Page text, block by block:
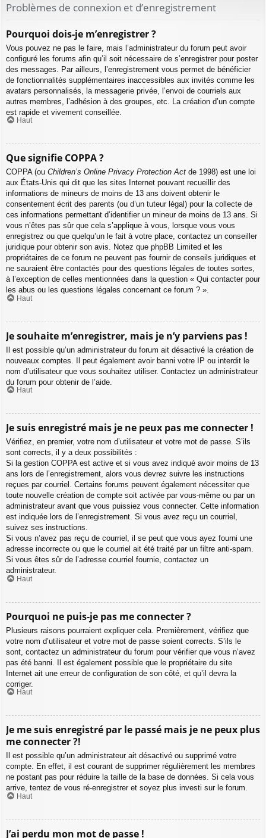
Problèmes de connexion et d’enregistrement
Pourquoi dois-je m’enregistrer ?
Vous pouvez ne pas le faire, mais l’administrateur du forum peut avoir
configuré les forums afin qu’il soit nécessaire de s’enregistrer pour poster
des messages. Par ailleurs, l’enregistrement vous permet de bénéficier
de fonctionnalités supplémentaires inaccessibles aux invités comme les
avatars personnalisés, la messagerie privée, l’envoi de courriels aux
autres membres, l’adhésion à des groupes, etc. La création d’un compte
est rapide et vivement conseillée.
Haut
Que signifie COPPA ?
COPPA (ou Children’s Online Privacy Protection Act de 1998) est une loi
aux États-Unis qui dit que les sites Internet pouvant recueillir des
informations de mineurs de moins de 13 ans doivent obtenir le
consentement écrit des parents (ou d’un tuteur légal) pour la collecte de
ces informations permettant d’identifier un mineur de moins de 13 ans. Si
vous n’êtes pas sûr que cela s’applique à vous, lorsque vous vous
enregistrez ou que quelqu’un le fait à votre place, contactez un conseiller
juridique pour obtenir son avis. Notez que phpBB Limited et les
propriétaires de ce forum ne peuvent pas fournir de conseils juridiques et
ne sauraient être contactés pour des questions légales de toutes sortes,
à l’exception de celles mentionnées dans la question « Qui contacter pour
les abus ou les questions légales concernant ce forum ? ».
Haut
Je souhaite m’enregistrer, mais je n’y parviens pas !
Il est possible qu’un administrateur du forum ait désactivé la création de
nouveaux comptes. Il peut également avoir banni votre IP ou interdit le
nom d’utilisateur que vous souhaitez utiliser. Contactez un administrateur
du forum pour obtenir de l’aide.
Haut
Je suis enregistré mais je ne peux pas me connecter !
Vérifiez, en premier, votre nom d’utilisateur et votre mot de passe. S’ils
sont corrects, il y a deux possibilités :
Si la gestion COPPA est active et si vous avez indiqué avoir moins de 13
ans lors de l’enregistrement, alors vous devrez suivre les instructions
reçues par courriel. Certains forums peuvent également nécessiter que
toute nouvelle création de compte soit activée par vous-même ou par un
administrateur avant que vous puissiez vous connecter. Cette information
est indiquée lors de l’enregistrement. Si vous avez reçu un courriel,
suivez ses instructions.
Si vous n’avez pas reçu de courriel, il se peut que vous ayez fourni une
adresse incorrecte ou que le courriel ait été traité par un filtre anti-spam.
Si vous êtes sûr de l’adresse courriel fournie, contactez un
administrateur.
Haut
Pourquoi ne puis-je pas me connecter ?
Plusieurs raisons pourraient expliquer cela. Premièrement, vérifiez que
votre nom d’utilisateur et votre mot de passe soient corrects. S’ils le
sont, contactez un administrateur du forum pour vérifier que vous n’avez
pas été banni. Il est également possible que le propriétaire du site
Internet ait une erreur de configuration de son côté, et qu’il devra la
corriger.
Haut
Je me suis enregistré par le passé mais je ne peux plus
me connecter ?!
Il est possible qu’un administrateur ait désactivé ou supprimé votre
compte. En effet, il est courant de supprimer régulièrement les membres
ne postant pas pour réduire la taille de la base de données. Si cela vous
arrive, tentez de vous ré-enregistrer et soyez plus investi sur le forum.
Haut
J’ai perdu mon mot de passe !